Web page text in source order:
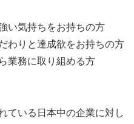
い気持ちをお持ちの方
わりと達成欲をお持ちの方
業務に取り組める方
ている日本中の企業に対し